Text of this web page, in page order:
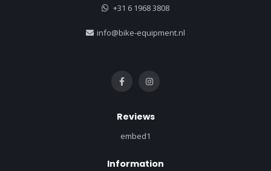
+31 6 1968 3808
info@bike-equipment.nl
Reviews
embed1
Information